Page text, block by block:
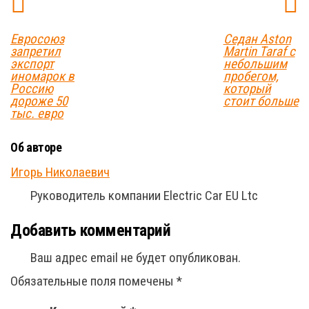
Евросоюз
запретил
экспорт
иномарок в
Россию
дороже 50
тыс. евро
Седан Aston
Martin Taraf с
небольшим
пробегом,
который
стоит больше
Об авторе
Игорь Николаевич
Руководитель компании Electric Car EU Ltc
Добавить комментарий
Ваш адрес email не будет опубликован.
Обязательные поля помечены *